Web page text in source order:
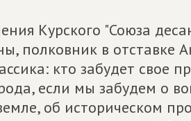
Курского "Союза
полковник в отставке
кто забудет свое
если мы забудем о
об историческом